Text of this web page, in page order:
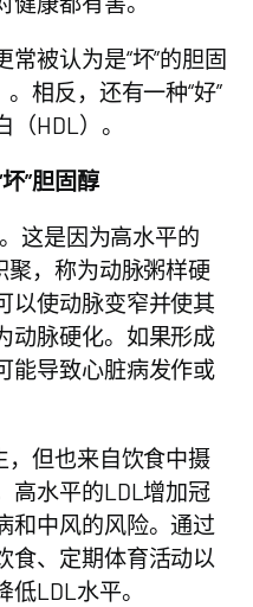
被认为是“坏”的胆固
相反，还有一种“好”
HDL）。
”胆固醇
这是因为高水平的
聚，称为动脉粥样硬
以使动脉变窄并使其
动脉硬化。如果形成
能导致心脏病发作或
，但也来自饮食中摄
高水平的LDL增加冠
和中风的风险。通过
食、定期体育活动以
LDL水平。